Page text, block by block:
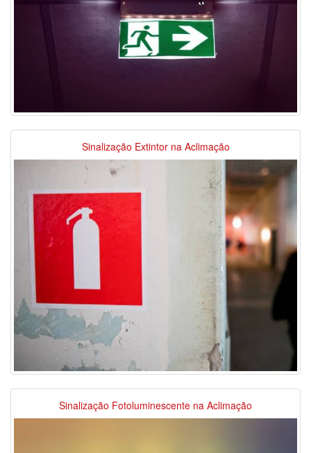
Sinalização Extintor na Aclimação
Sinalização Fotoluminescente na Aclimação